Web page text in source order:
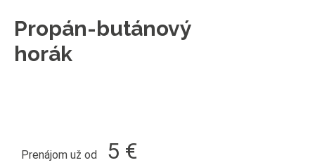
Propán-butánový
horák
Prenájom už od 5 €